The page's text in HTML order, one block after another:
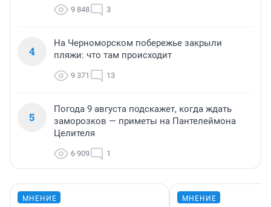
9 848 3
4
На Черноморском побережье закрыли
пляжи: что там происходит
9 371 13
5
Погода 9 августа подскажет, когда ждать
заморозков — приметы на Пантелеймона
Целителя
6 909 1
МНЕНИЕ МНЕНИЕ